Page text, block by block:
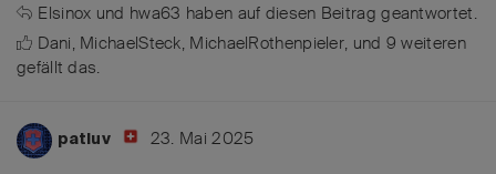
Elsinox und hwa63 haben auf diesen Beitrag geantwortet.
Dani, MichaelSteck, MichaelRothenpieler, und 9 weiteren
gefällt das.
patluv 23. Mai 2025